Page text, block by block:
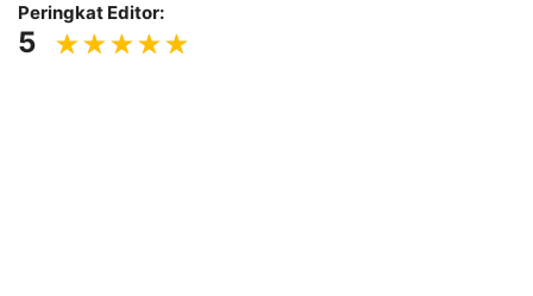
Peringkat Editor:
5